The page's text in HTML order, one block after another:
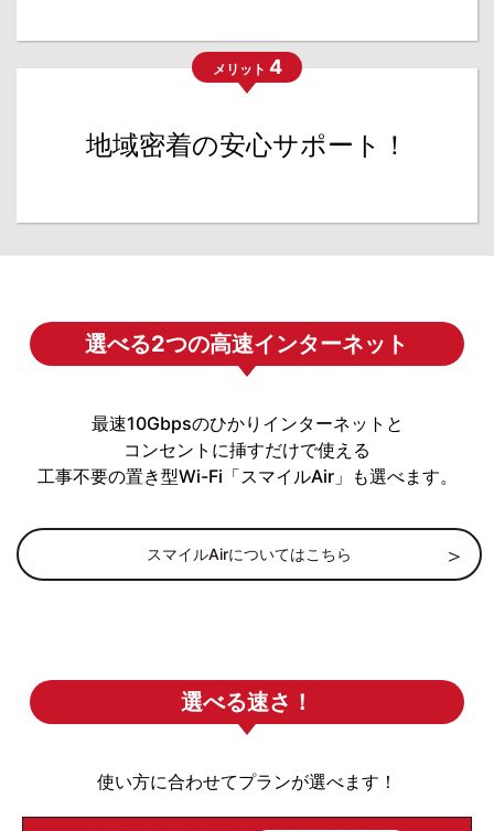
メリット 4
地域密着の安心サポート！
選べる2つの高速インターネット
最速10Gbpsのひかりインターネットと
コンセントに挿すだけで使える
工事不要の置き型Wi-Fi「スマイルAir」も選べます。
スマイルAirについてはこちら
選べる速さ！
使い方に合わせてプランが選べます！